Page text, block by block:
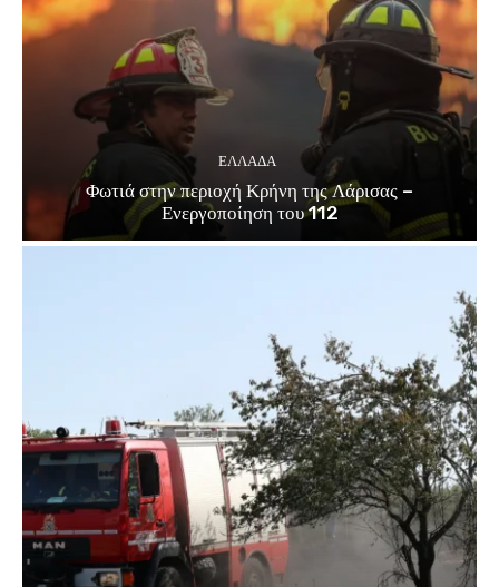
ΕΛΛΑΔΑ
Φωτιά στην περιοχή Κρήνη της Λάρισας –
Ενεργοποίηση του 112